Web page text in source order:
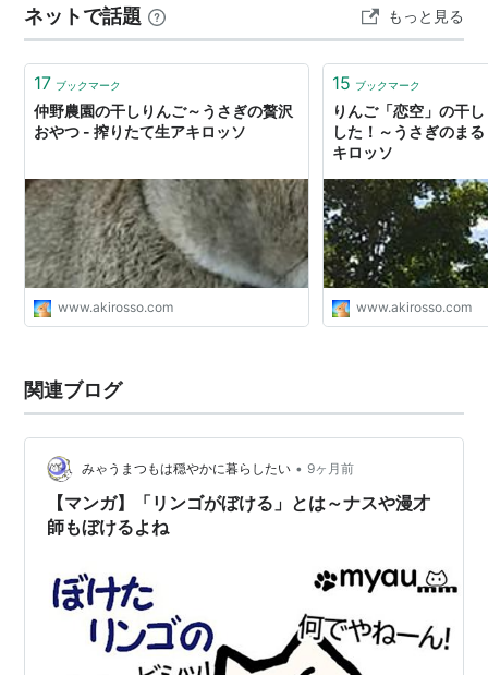
ネットで話題 もっと見る
17 ブックマーク
仲野農園の干しりんご～うさぎの贅沢
おやつ - 搾りたて生アキロッソ
www.akirosso.com
15 ブックマーク
りんご「恋空」の干
した！～うさぎのま
キロッソ
www.akirosso.com
関連ブログ
みゃうまつもは穏やかに暮らしたい • 9ヶ月前
【マンガ】「リンゴがぼける」とは～ナスや漫才
師もぼけるよね